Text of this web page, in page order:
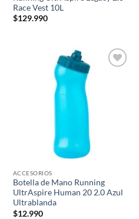
Race Vest 10L
$129.990
ACCESORIOS
Botella de Mano Running
UltrAspire Human 20 2.0 Azul
Ultrablanda
$12.990